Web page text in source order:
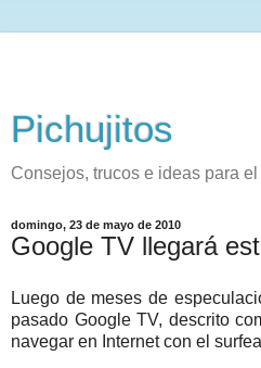
Pichujitos
Consejos, trucos e ideas para
domingo, 23 de mayo de 2010
Google TV llegará
Luego de meses de
pasado Google TV, descrito
navegar en Internet con el